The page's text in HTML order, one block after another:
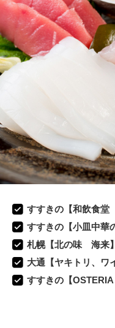
すすきの【和飲食
すすきの【小皿中
札幌【北の味 海来
大通【ヤキトリ、ワ
すすきの【